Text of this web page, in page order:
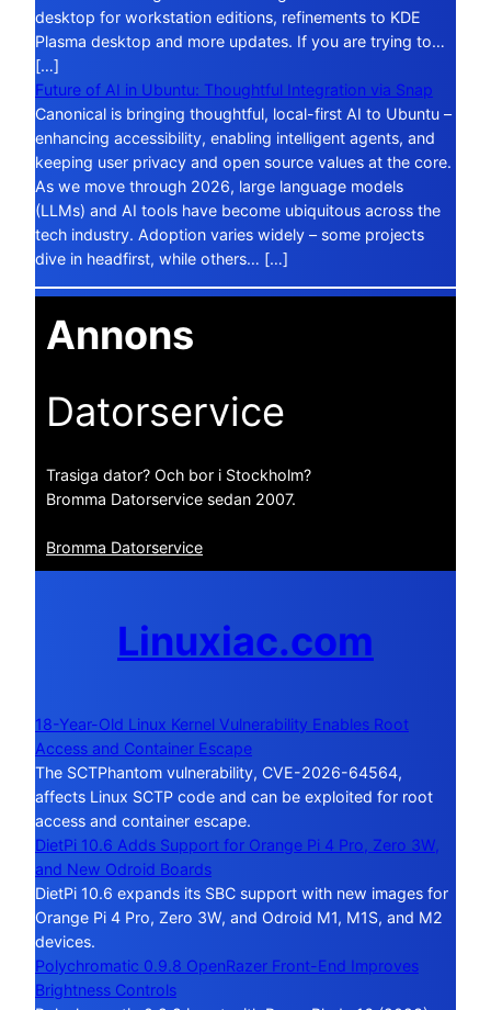
desktop for workstation editions, refinements to KDE
Plasma desktop and more updates. If you are trying to…
[…]
Future of AI in Ubuntu: Thoughtful Integration via Snap
Canonical is bringing thoughtful, local-first AI to Ubuntu –
enhancing accessibility, enabling intelligent agents, and
keeping user privacy and open source values at the core.
As we move through 2026, large language models
(LLMs) and AI tools have become ubiquitous across the
tech industry. Adoption varies widely – some projects
dive in headfirst, while others… […]
Annons
Datorservice
Trasiga dator? Och bor i Stockholm?
Bromma Datorservice sedan 2007.
Bromma Datorservice
Linuxiac.com
18-Year-Old Linux Kernel Vulnerability Enables Root
Access and Container Escape
The SCTPhantom vulnerability, CVE-2026-64564,
affects Linux SCTP code and can be exploited for root
access and container escape.
DietPi 10.6 Adds Support for Orange Pi 4 Pro, Zero 3W,
and New Odroid Boards
DietPi 10.6 expands its SBC support with new images for
Orange Pi 4 Pro, Zero 3W, and Odroid M1, M1S, and M2
devices.
Polychromatic 0.9.8 OpenRazer Front-End Improves
Brightness Controls